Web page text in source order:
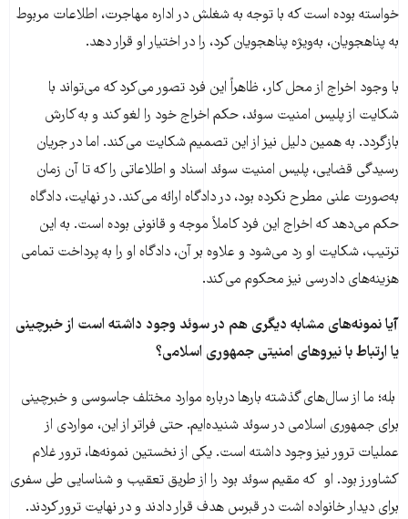
خواسته بوده است که با توجه به شغلش در اداره مهاجرت، اطلاعات مربوط
به پناهجویان، به‌ویژه پناهجویان کرد، را در اختیار او قرار دهد.
با وجود اخراج از محل کار، ظاهراً این فرد تصور می‌کرد که می‌تواند با
شکایت از پلیس امنیت سوئد، حکم اخراج خود را لغو کند و به کارش
بازگردد. به همین دلیل نیز از این تصمیم شکایت می‌کند. اما در جریان
رسیدگی قضایی، پلیس امنیت سوئد اسناد و اطلاعاتی را که تا آن زمان
به‌صورت علنی مطرح نکرده بود، در دادگاه ارائه می‌کند. در نهایت، دادگاه
حکم می‌دهد که اخراج این فرد کاملاً موجه و قانونی بوده است. به این
ترتیب، شکایت او رد می‌شود و علاوه بر آن، دادگاه او را به پرداخت تمامی
هزینه‌های دادرسی نیز محکوم می‌کند.
آیا نمونه‌های مشابه دیگری هم در سوئد وجود داشته است از خبرچینی
یا ارتباط با نیروهای امنیتی جمهوری اسلامی؟
بله؛ ما از سال‌های گذشته بارها درباره موارد مختلف جاسوسی و خبرچینی
برای جمهوری اسلامی در سوئد شنیده‌ایم. حتی فراتر از این، مواردی از
عملیات ترور نیز وجود داشته است. یکی از نخستین نمونه‌ها، ترور غلام
کشاورز بود. او که مقیم سوئد بود را از طریق تعقیب و شناسایی طی سفری
برای دیدار خانواده اشت در قبرس هدف قرار دادند و در نهایت ترور کردند.